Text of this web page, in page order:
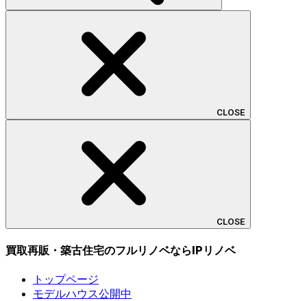
CLOSE
CLOSE
買取再販・築古住宅のフルリノベならIPリノベ
トップページ
モデルハウス公開中